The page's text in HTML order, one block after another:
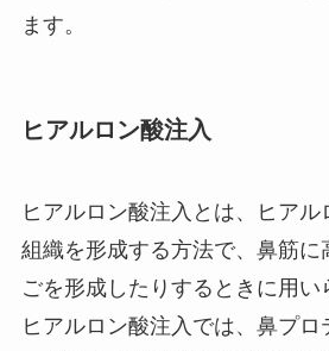
ます。
ヒアルロン酸注入
ヒアルロン酸注入とは、ヒアル
組織を形成する方法で、鼻筋に
ごを形成したりするときに用い
ヒアルロン酸注入では、鼻プ